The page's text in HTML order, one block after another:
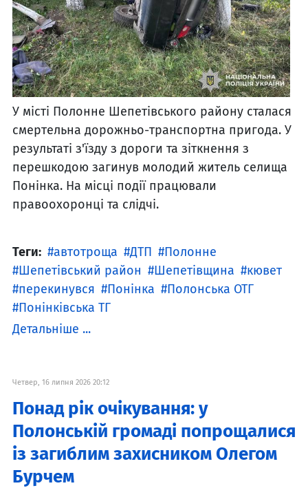
У місті Полонне Шепетівського району сталася
смертельна дорожньо-транспортна пригода. У
результаті з'їзду з дороги та зіткнення з
перешкодою загинув молодий житель селища
Понінка. На місці події працювали
правоохоронці та слідчі.
Теги: автотроща ДТП
Полонне
Шепетівський район
Шепетівщина
кювет
перекинувся
Понінка
Полонська ОТГ
Понінківська ТГ
Детальніше ...
Четвер, 16 липня 2026 20:12
Понад рік очікування: у
Полонській громаді попрощалися
із загиблим захисником Олегом
Бурчем